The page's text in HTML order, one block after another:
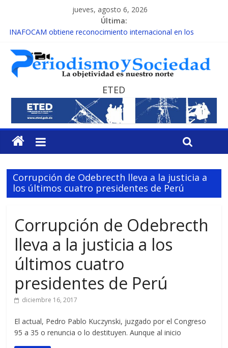
jueves, agosto 6, 2026
Última:
INAFOCAM obtiene reconocimiento internacional en los
15 de febrero de cada año es Día Nacional de la lucha contra el
cáncer infantil
EL ENFOQUE UNILATERAL DE LA COALICIÓN
MESCyT y Universidad Albizu apoyarán rehabilitación de
reclusos
MESCyT presenta calendario de Consulta Nacional por la
Educación
ETED
Corrupción de Odebrecth lleva a la justicia a
los últimos cuatro presidentes de Perú
Corrupción de Odebrecth
lleva a la justicia a los
últimos cuatro
presidentes de Perú
diciembre 16, 2017
El actual, Pedro Pablo Kuczynski, juzgado por el Congreso
95 a 35 o renuncia o lo destituyen. Aunque al inicio